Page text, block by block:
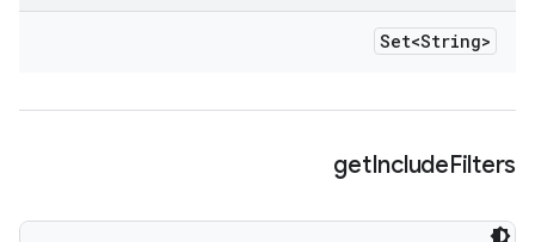
Set<String>
getIncludeFilters